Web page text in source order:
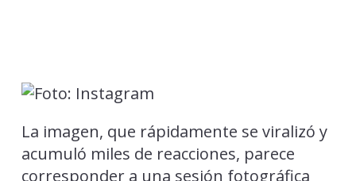
La imagen, que rápidamente se viralizó y
acumuló miles de reacciones, parece
corresponder a una sesión fotográfica